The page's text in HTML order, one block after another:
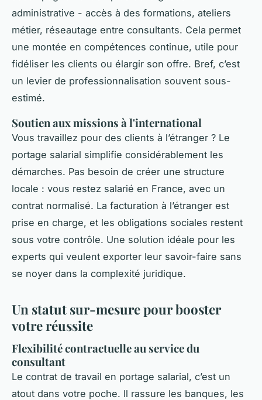
administrative - accès à des formations, ateliers
métier, réseautage entre consultants. Cela permet
une montée en compétences continue, utile pour
fidéliser les clients ou élargir son offre. Bref, c’est
un levier de professionnalisation souvent sous-
estimé.
Soutien aux missions à l'international
Vous travaillez pour des clients à l’étranger ? Le
portage salarial simplifie considérablement les
démarches. Pas besoin de créer une structure
locale : vous restez salarié en France, avec un
contrat normalisé. La facturation à l’étranger est
prise en charge, et les obligations sociales restent
sous votre contrôle. Une solution idéale pour les
experts qui veulent exporter leur savoir-faire sans
se noyer dans la complexité juridique.
Un statut sur-mesure pour booster
votre réussite
Flexibilité contractuelle au service du
consultant
Le contrat de travail en portage salarial, c’est un
atout dans votre poche. Il rassure les banques, les